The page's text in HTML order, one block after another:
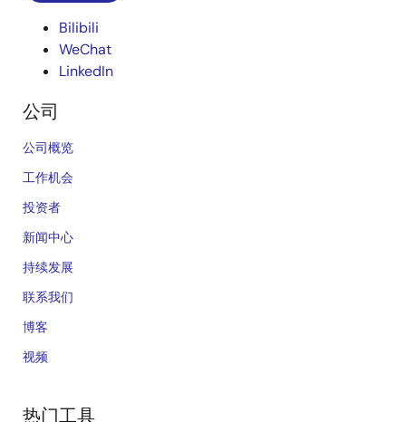
Bilibili
WeChat
LinkedIn
公司
公司概览
工作机会
投资者
新闻中心
持续发展
联系我们
博客
视频
热门工具